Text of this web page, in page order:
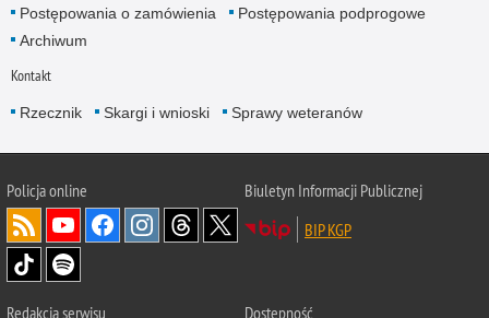
Postępowania o zamówienia
Postępowania podprogowe
Archiwum
Kontakt
Rzecznik Skargi i wnioski Sprawy weteranów
Policjaonline
Biuletyn Informacji Publicznej
BIP KGP
Redakcja serwisu Dostępność